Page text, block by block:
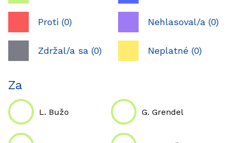
Proti (0)
Zdržal/a sa (0)
Nehlasoval/a (0)
Neplatné (0)
Za
L. Bužo G. Grendel